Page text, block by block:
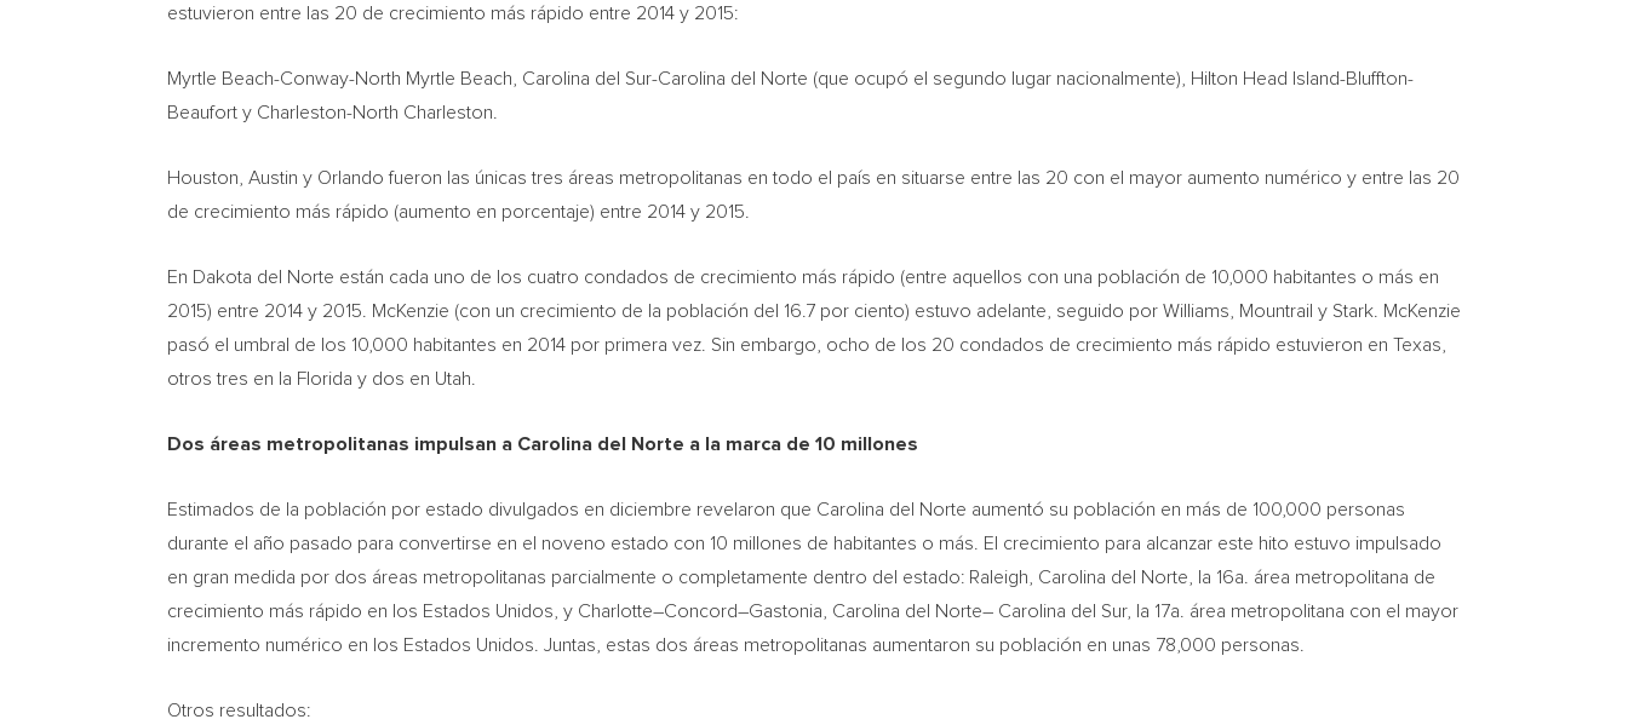
estuvieron entre las 20 de crecimiento más rápido entre 2014 y 2015:
Myrtle Beach-Conway-North Myrtle Beach Carolina del Sur-Carolina del Norte (que ocupó el segundo lugar nacionalmente),
Hilton Head Island-Bluffton-
Beaufort y Charleston-North Charleston
Houston Austin y Orlando fueron las únicas tres áreas metropolitanas en todo el país en situarse entre las 20 con el mayor aumento numérico y entre las 20
de crecimiento más rápido (aumento en porcentaje) entre 2014 y 2015.
En Dakota del Norte están cada uno de los cuatro condados de crecimiento más rápido (entre aquellos con una población de 10,000 habitantes o más en
2015) entre 2014 y 2015. McKenzie (con un crecimiento de la población del 16.7 por ciento) estuvo adelante, seguido por Williams, Mountrail y Stark. McKenzie
pasó el umbral de los 10,000 habitantes en 2014 por primera vez. Sin embargo, ocho de los 20 condados de crecimiento más rápido estuvieron en Texas
otros tres en la Florida y dos en Utah
Dos áreas metropolitanas impulsan a Carolina del Norte a la marca de 10 millones
Estimados de la población por estado divulgados en diciembre revelaron que Carolina del Norte aumentó su población en más de 100,000 personas
durante el año pasado para convertirse en el noveno estado con 10 millones de habitantes o más. El crecimiento para alcanzar este hito estuvo impulsado
en gran medida por dos áreas metropolitanas parcialmente o completamente dentro del estado: Raleigh Carolina del Norte , la 16a. área metropolitana de
crecimiento más rápido en los Estados Unidos, y Charlotte–Concord–Gastonia Carolina del Norte– Carolina del Sur, la 17a. área metropolitana con el mayor
incremento numérico en los Estados Unidos. Juntas, estas dos áreas metropolitanas aumentaron su población en unas 78,000 personas.
Otros resultados: